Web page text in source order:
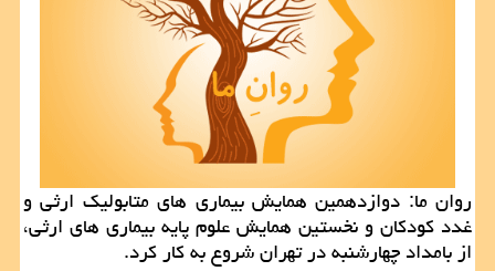
روان ما: دوازدهمین همایش بیماری های متابولیك ارثی و
غدد كودكان و نخستین همایش علوم پایه بیماری های ارثی،
از بامداد چهارشنبه در تهران شروع به كار كرد.